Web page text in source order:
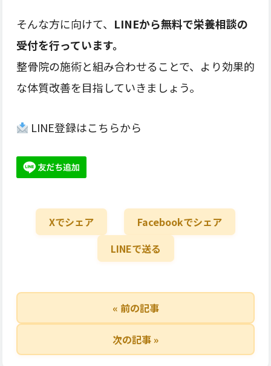
そんな方に向けて、 LINEから無料で栄養相談の
受付を行っています。
整骨院の施術と組み合わせることで、より効果的
な体質改善を目指していきましょう。
LINE登録はこちらから
Xでシェア
Facebookでシェア
LINEで送る
« 前の記事
次の記事 »